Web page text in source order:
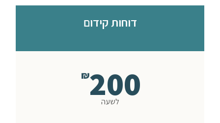
דוחות קידום
₪200
לשעה